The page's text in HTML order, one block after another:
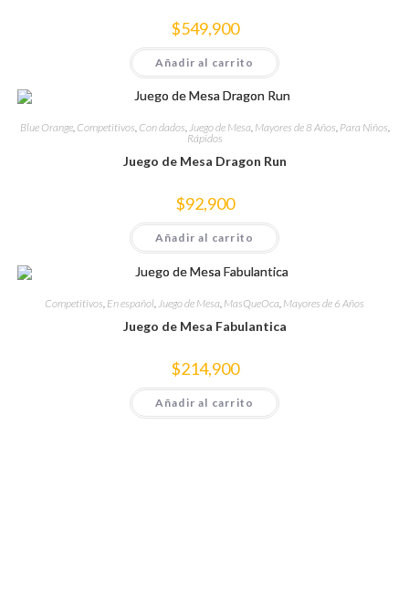
$549,900
Añadir al carrito
Blue Orange, Competitivos, Con dados,Juego de Mesa, Mayores de 8 Años, Para Niños,
Rápidos
Juego de Mesa Dragon Run
$92,900
Añadir al carrito
Competitivos En español Juego de Mesa MasQueOca Mayores de 6 Años
Juego de Mesa Fabulantica
$214,900
Añadir al carrito